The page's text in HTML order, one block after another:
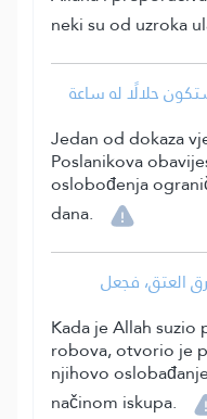
neki su od uzroka
حلالًا له ساعة
Jedan od dokaza
Poslanikova
oslobođenja
dana.
العتق، فجعل
Kada je Allah
robova, otvorio je
njihovo
načinom iskupa.